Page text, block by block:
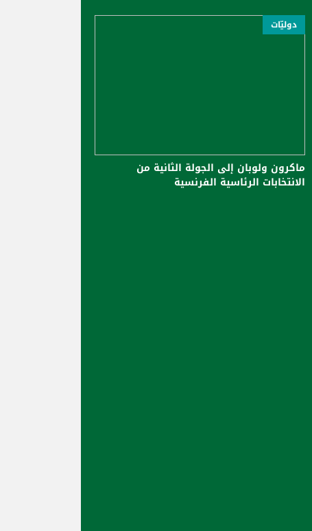
دوليّات
ماكرون ولوبان إلى الجولة الثانية من
الانتخابات الرئاسية الفرنسية